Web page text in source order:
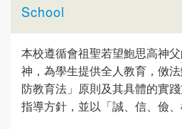
School
本校遵循會祖聖若望鮑思高神
神，為學生提供全人教育，傚
防教育法」原則及其具體的實
指導方針，並以「誠、信、儉、